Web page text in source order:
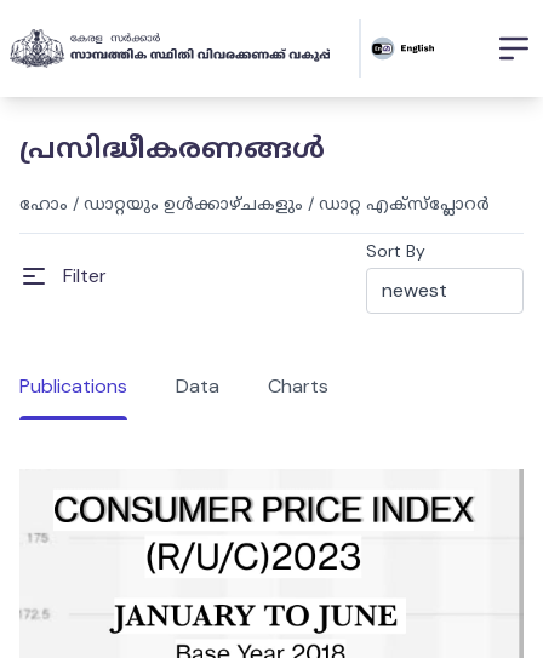
പ്രസിദ്ധീകരണങ്ങൾ
ഹോം / ഡാറ്റയും ഉൾക്കാഴ്ചകളും / ഡാറ്റ എക്സ്പ്ലോറർ
Filter
Sort By
Publications Data Charts